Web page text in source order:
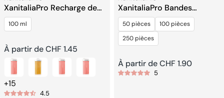
XanitaliaPro Recharge de
Cire Roll-on
100 ml
Prix
habituel
À partir de CHF 1.45
+15
4.5
XanitaliaPro Bandes
Dépilatoires en Tissu Non
Tissé
50 pièces
100 pièces
250 pièces
Prix
À partir de CHF 1.90
5